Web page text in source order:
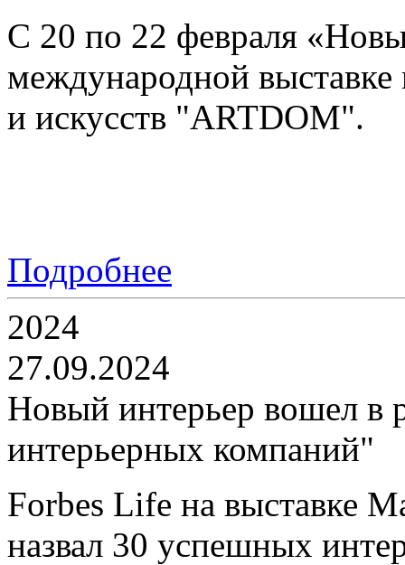
C 20 по 22 февраля
международной
и искусств "ARTDOM".
Подробнее
2024
27.09.2024
Новый интерьер вошел в
интерьерных компаний"
Forbes Life на выставке
назвал 30 успешных